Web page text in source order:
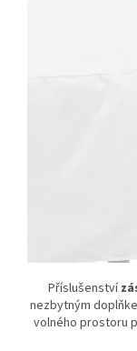
Příslušenství
nezbytným
volného prostoru